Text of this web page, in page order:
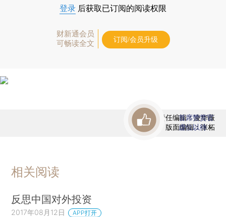
登录 后获取已订阅的阅读权限
财新通会员
可畅读全文
订阅/会员升级
责任编辑：凌华薇
版面编辑：张柘
首席赞赏官
虚位以待
相关阅读
反思中国对外投资
2017年08月12日 APP打开